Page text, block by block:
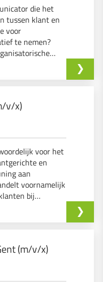
die het
tussen klant en
voor
te nemen?
v/x)
voor het
en
aan
voornamelijk
bij
(m/v/x)